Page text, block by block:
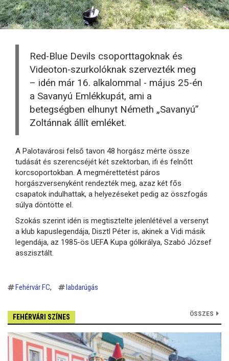
Red-Blue Devils csoporttagoknak és
Videoton-szurkolóknak szervezték meg
– idén már 16. alkalommal - május 25-én
a Savanyú Emlékkupát, ami a
betegségben elhunyt Németh „Savanyú”
Zoltánnak állít emléket.
A Palotavárosi felső tavon 48 horgász mérte össze
tudását és szerencséjét két szektorban, ifi és felnőtt
korcsoportokban. A megmérettetést páros
horgászversenyként rendezték meg, azaz két fős
csapatok indulhattak, a helyezéseket pedig az összfogás
súlya döntötte el.
Szokás szerint idén is megtisztelte jelenlétével a versenyt
a klub kapuslegendája, Disztl Péter is, akinek a Vidi másik
legendája, az 1985-ös UEFA Kupa gólkirálya, Szabó József
asszisztált.
Fehérvár FC labdarúgás
FEHÉRVÁRI SZÍNES ÖSSZES